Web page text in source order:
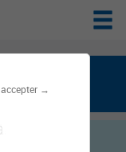
→
public